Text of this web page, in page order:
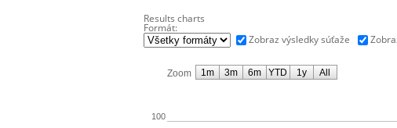
Results charts
Formát:
Zobraz výsledky súťaže
Zoom
100
1m 3m 6m YTD 1y All